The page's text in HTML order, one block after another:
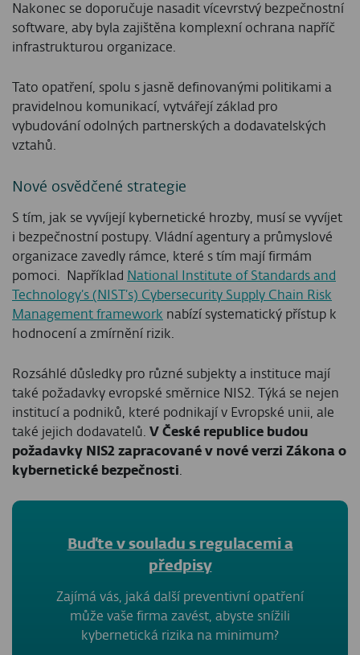
Nakonec se doporučuje nasadit vícevrstvý bezpečnostní
software, aby byla zajištěna komplexní ochrana napříč
infrastrukturou organizace.
Tato opatření, spolu s jasně definovanými politikami a
pravidelnou komunikací, vytvářejí základ pro
vybudování odolných partnerských a dodavatelských
vztahů.
Nové osvědčené strategie
S tím, jak se vyvíjejí kybernetické hrozby, musí se vyvíjet
i bezpečnostní postupy. Vládní agentury a průmyslové
organizace zavedly rámce, které s tím mají firmám
pomoci. Například National Institute of Standards and
Technology’s (NIST’s) Cybersecurity Supply Chain Risk
Management framework nabízí systematický přístup k
hodnocení a zmírnění rizik.
Rozsáhlé důsledky pro různé subjekty a instituce mají
také požadavky evropské směrnice NIS2. Týká se nejen
institucí a podniků, které podnikají v Evropské unii, ale
také jejich dodavatelů. V České republice budou
požadavky NIS2 zapracované v nové verzi Zákona o
kybernetické bezpečnosti
Buďte v souladu s regulacemi a
předpisy
Zajímá vás, jaká další preventivní opatření
může vaše firma zavést, abyste snížili
kybernetická rizika na minimum?